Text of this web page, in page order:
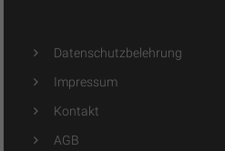
Datenschutzbelehrung
Impressum
Kontakt
AGB